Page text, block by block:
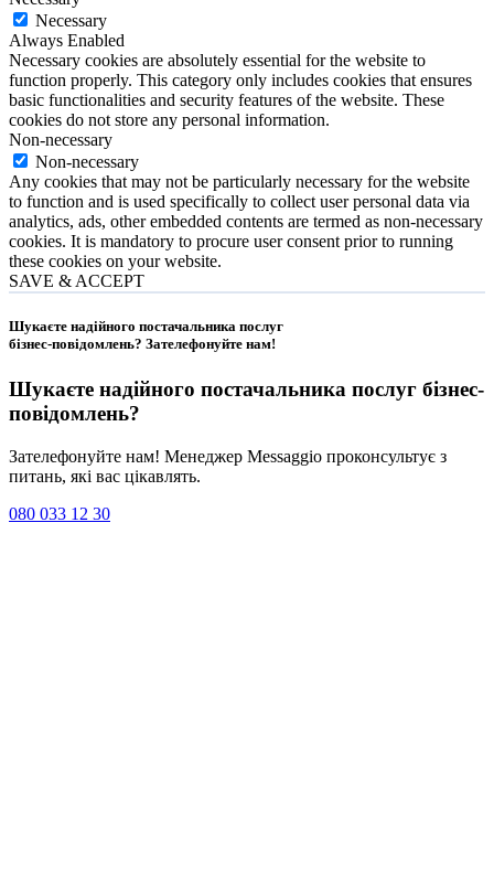
Necessary
Always Enabled
Necessary cookies are absolutely essential for the website to
function properly. This category only includes cookies that ensures
basic functionalities and security features of the website. These
cookies do not store any personal information.
Non-necessary
Non-necessary
Any cookies that may not be particularly necessary for the website
to function and is used specifically to collect user personal data via
analytics, ads, other embedded contents are termed as non-necessary
cookies. It is mandatory to procure user consent prior to running
these cookies on your website.
SAVE & ACCEPT
Шукаєте надійного постачальника послуг
бізнес-повідомлень? Зателефонуйте нам!
Шукаєте надійного постачальника послуг бізнес-
повідомлень?
Зателефонуйте нам! Менеджер Messaggio проконсультує з
питань, які вас цікавлять.
080 033 12 30